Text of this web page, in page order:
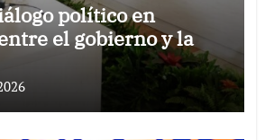
político en
el gobierno y la